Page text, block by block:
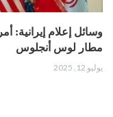
وسائل إعلام إيرانية:
مطار لوس أنجلوس
يوليو 12, 2025